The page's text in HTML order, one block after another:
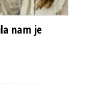
nam je